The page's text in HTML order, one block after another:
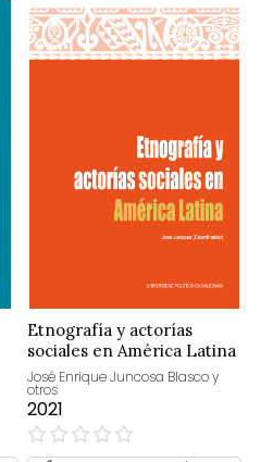
Etnografía y actorías
sociales en América Latina
José Enrique Juncosa Blasco y
otros
2021
0%